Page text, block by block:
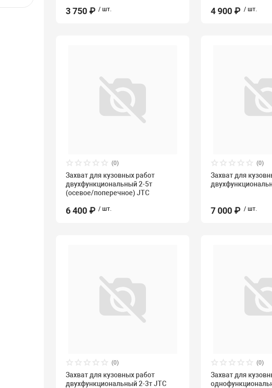
3 750 ₽ / шт. 4 900 ₽ / шт.
(0)
Захват для кузовных работ
двухфункциональный 2-5т
(осевое/поперечное) JTC
6 400 ₽ / шт.
(0)
Захват для
7 000 ₽ / шт.
(0)
Захват для кузовных работ
двухфункциональный 2-3т JTC
(0)
Захват для